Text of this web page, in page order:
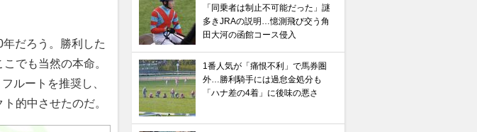
だろう。勝利した
でも当然の本命。
ルートを推奨し、
的中させたのだ。
「同乗者は制止不可能だった」謎
多きJRAの説明…憶測飛び交う角
田大河の函館コース侵入
1番人気が「痛恨不利」で馬券圏
外…勝利騎手には過怠金処分も
「ハナ差の4着」に後味の悪さ